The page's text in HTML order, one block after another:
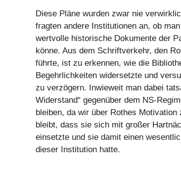
Diese Pläne wurden zwar nie
fragten andere Institutionen an, ob
wertvolle historische Dokumente der
könne. Aus dem Schriftverkehr, den
führte, ist zu erkennen, wie die
Begehrlichkeiten widersetzte und
zu verzögern. Inwieweit man dabei
Widerstand“ gegenüber dem NS-
bleiben, da wir über Rothes
bleibt, dass sie sich mit großer
einsetzte und sie damit einen
dieser Institution hatte.